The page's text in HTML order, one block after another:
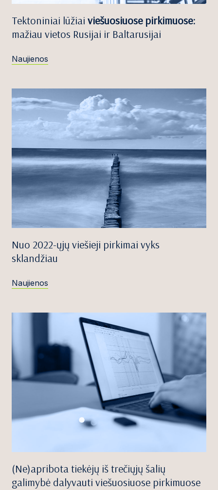
Tektoniniai lūžiai viešuosiuose pirkimuose:
mažiau vietos Rusijai ir Baltarusijai
Naujienos
Nuo 2022-ųjų viešieji pirkimai vyks
sklandžiau
Naujienos
(Ne)apribota tiekėjų iš trečiųjų šalių
galimybė dalyvauti viešuosiuose pirkimuose